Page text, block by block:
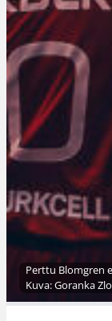
Perttu Blomgren
Kuva: Goranka